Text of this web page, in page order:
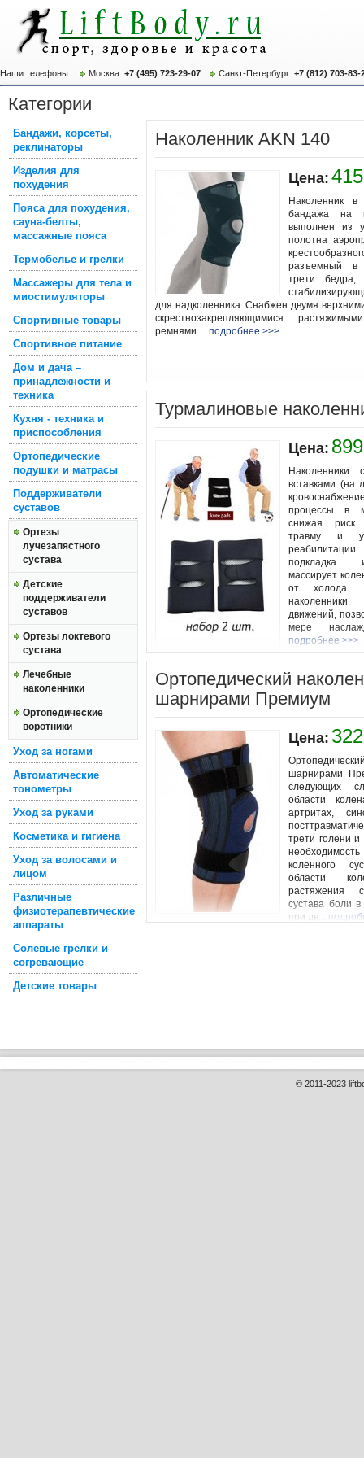
Наши телефоны: Москва: +7 (495) 723-29-07 Санкт-Петербург: +7 (812) 703-83-
Категории
Бандажи, корсеты,
реклинаторы
Изделия для
похудения
Пояса для похудения,
сауна-белты,
массажные пояса
Термобелье и грелки
Массажеры для тела и
миостимуляторы
Спортивные товары
Спортивное питание
Дом и дача –
принадлежности и
техника
Кухня - техника и
приспособления
Ортопедические
подушки и матрасы
Поддерживатели
суставов
Ортезы
лучезапястного
сустава
Детские
поддерживатели
суставов
Ортезы локтевого
сустава
Лечебные
наколенники
Ортопедические
воротники
Уход за ногами
Автоматические
тонометры
Уход за руками
Косметика и гигиена
Уход за волосами и
лицом
Различные
физиотерапевтические
аппараты
Солевые грелки и
согревающие
Детские товары
Наколенник AKN 140
Цена:
Наколенник в
бандажа на
выполнен из
полотна
разъемный в
трети
для надколенника. Снабжен двумя
скрестнозакрепляющимися
ремнями.... подробнее >>>
Турмалиновые
Цена: 899
Наколенники
вставками (на
процессы в
снижая риск
травму и
подкладка
массирует
от холода.
движений,
мере
подробнее >>>
Ортопедический
шарнирами Премиум
Цена:
шарнирами
следующих
области
артритах,
трети голени и
коленного
области
растяжения
сустава боли
при дв...
© 2011-2023